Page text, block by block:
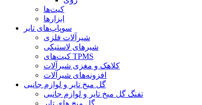
کیت‌ها
ابزارها
سوپاپ‌های تایر
شیرآلات فلزی
شیرهای لاستیکی
کیت‌های TPMS
کلاهک و مغزی شیرآلات
افزونه‌های شیرآلات
گل میخ تایر و لوازم جانبی
تفنگ گل میخ تایر و لوازم جانبی